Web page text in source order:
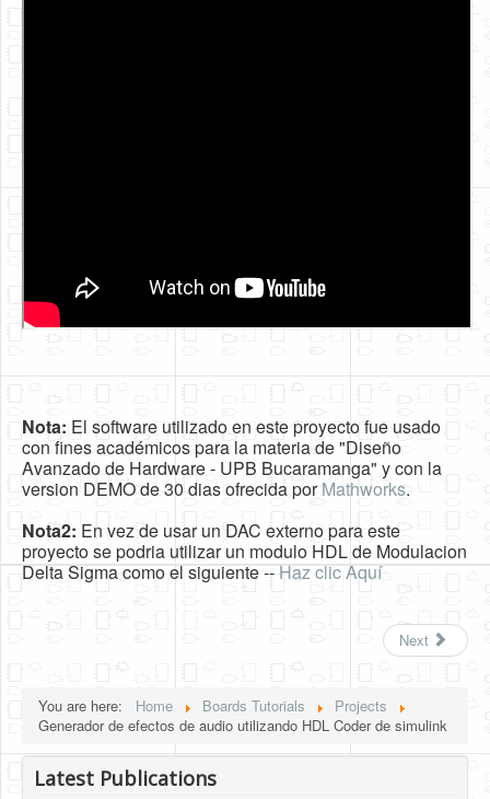
Nota: El software utilizado en este proyecto fue usado
con fines académicos para la materia de "Diseño
Avanzado de Hardware - UPB Bucaramanga" y con la
version DEMO de 30 dias ofrecida porMathworks.
Nota2: En vez de usar un DAC externo para este
proyecto se podria utilizar un modulo HDL de Modulacion
Delta Sigma como el siguiente --Haz clic Aquí
Next
You are here: Home Boards Tutorials
Projects
Generador de efectos de audio utilizando HDL Coder de simulink
Latest Publications